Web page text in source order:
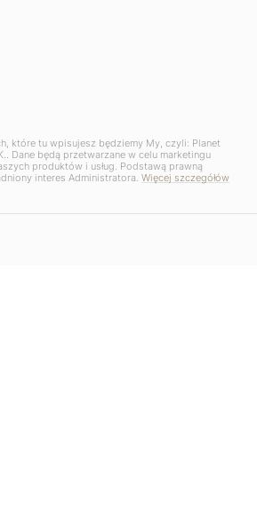
które tu wpisujesz będziemy My, czyli: Planet
Dane będą przetwarzane w celu marketingu
produktów i usług. Podstawą prawną
interes Administratora. Więcej szczegółów